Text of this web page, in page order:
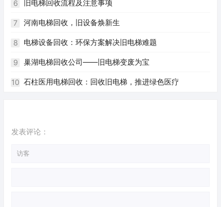
6 旧电梯回收流程及注意事项
7 河南电梯回收，旧设备焕新生
8 电梯设备回收：环保方案解决旧电梯难题
9 巢湖电梯回收公司——旧电梯变废为宝
10 石柱医用电梯回收：回收旧电梯，推进绿色医疗
发表评论：